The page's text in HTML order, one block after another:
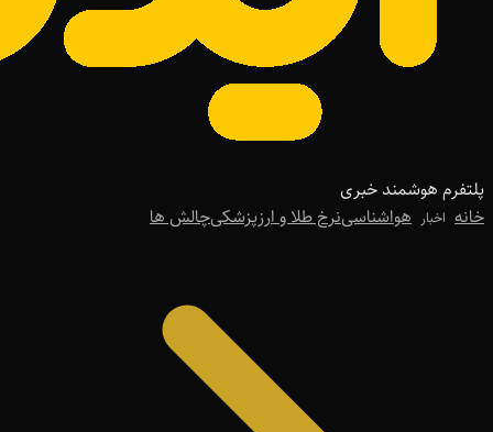
پلتفرم هوشمند خبری
خانه اخبار هواشناسینرخ طلا و ارزپزشکیچالش ها